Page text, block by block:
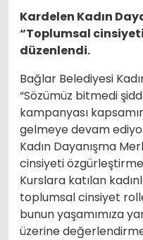
Kardelen Kadın
“Toplumsal
düzenlendi.
Bağlar Belediyesi
“Sözümüz bitmedi
kampanyası
gelmeye devam
Kadın Dayanışma
cinsiyeti
Kurslara katılan
toplumsal cinsiyet
bunun yaşamımıza
üzerine